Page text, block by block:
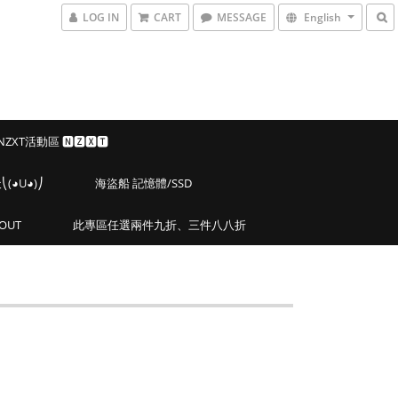
LOG IN CART MESSAGE English
活動區 🅽🆉🆇🆃
海盜船 記憶體/SSD
此專區任選兩件九折、三件八八折